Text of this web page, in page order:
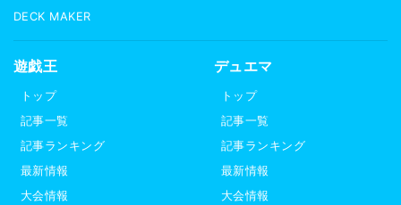
DECK MAKER
遊戯王
トップ
記事一覧
記事ランキング
最新情報
大会情報
デュエマ
トップ
記事一覧
記事ランキング
最新情報
大会情報